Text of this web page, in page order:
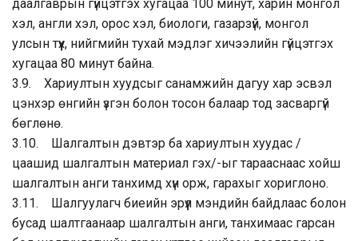
даалгаврын гүйцэтгэх хугацаа 100 минут, харин монгол
хэл, англи хэл, орос хэл, биологи, газарзүй, монгол
улсын түүх, нийгмийн тухай мэдлэг хичээлийн гүйцэтгэх
хугацаа 80 минут байна.
3.9. Хариултын хуудсыг санамжийн дагуу хар эсвэл
цэнхэр өнгийн үзгэн болон тосон балаар тод засваргүй
бөглөнө.
3.10. Шалгалтын дэвтэр ба хариултын хуудас /
цаашид шалгалтын материал гэх/-ыг тарааснаас хойш
шалгалтын анги танхимд хүн орж, гарахыг хориглоно.
3.11. Шалгуулагч биеийн эрүүл мэндийн байдлаас болон
бусад шалтгаанаар шалгалтын анги, танхимаас гарсан